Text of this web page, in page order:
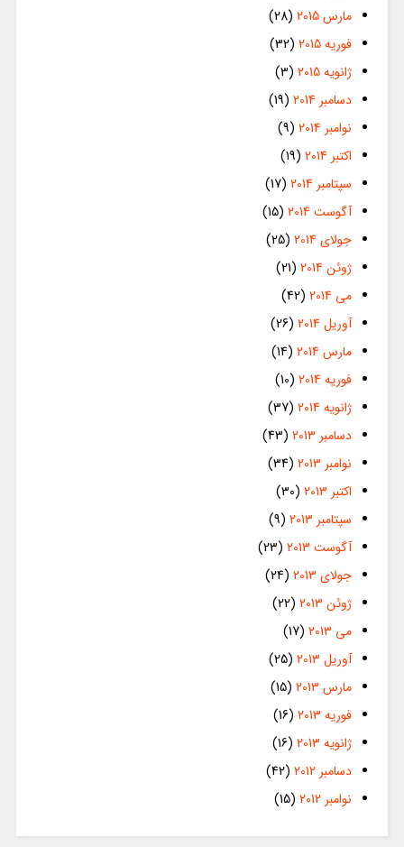
مارس 2015
(28)
فوریه 2015
(32)
ژانویه 2015
(3)
دسامبر 2014
(19)
نوامبر 2014
(9)
اکتبر 2014
(19)
سپتامبر 2014
(17)
آگوست 2014
(15)
جولای 2014
(25)
ژوئن 2014
(21)
می 2014
(42)
آوریل 2014
(26)
مارس 2014
(14)
فوریه 2014
(10)
ژانویه 2014
(37)
دسامبر 2013
(43)
نوامبر 2013
(34)
اکتبر 2013
(30)
سپتامبر 2013
(9)
آگوست 2013
(23)
جولای 2013
(24)
ژوئن 2013
(22)
می 2013
(17)
آوریل 2013
(25)
مارس 2013
(15)
فوریه 2013
(16)
ژانویه 2013
(16)
دسامبر 2012
(42)
نوامبر 2012
(15)